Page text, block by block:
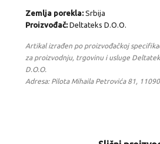
Zemlja porekla:Srbija
Proizvođač:Deltateks D.O.O.
Artikal izrađen po proizvođačkoj
za proizvodnju, trgovinu i usluge
D.O.O.
Adresa: Pilota Mihaila Petrovića 81,